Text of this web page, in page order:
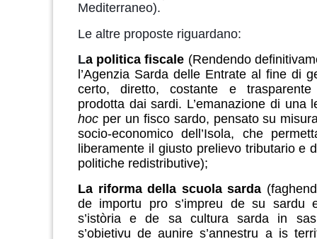
Mediterraneo).
Le altre proposte riguardano:
La politica fiscale (Rendendo
l’Agenzia Sarda delle Entrate al fine di
certo, diretto, costante e
prodotta dai sardi. L’emanazione di una
hoc per un fisco sardo, pensato su
socio-economico dell’Isola, che
liberamente il giusto prelievo tributario e
politiche redistributive);
La riforma della scuola sarda
de importu pro s’impreu de su sardu
s’istòria e de sa cultura sarda in
s’obietivu de aunire s’annestru a is